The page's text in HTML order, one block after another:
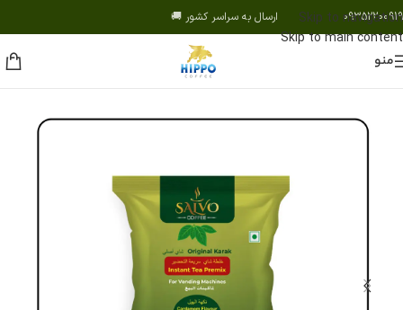
Skip to navigation
Skip to main content
09352200919 ارسال به سراسر کشور 🚚
منو